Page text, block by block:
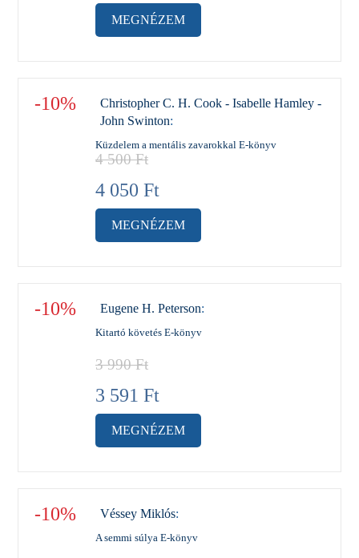
MEGNÉZEM
-10%
Christopher C. H. Cook - Isabelle Hamley -
John Swinton:
Küzdelem a mentális zavarokkal E-könyv
4 500Ft
4 050 Ft
MEGNÉZEM
-10% Eugene H. Peterson:
Kitartó követés E-könyv
3 990Ft
3 591 Ft
MEGNÉZEM
-10% Véssey Miklós:
A semmi súlya E-könyv